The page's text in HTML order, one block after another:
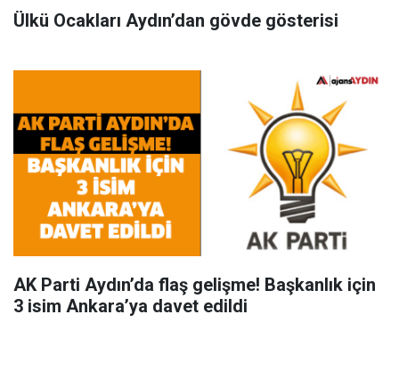
Ülkü Ocakları Aydın’dan gövde gösterisi
AK Parti Aydın’da flaş gelişme! Başkanlık için
3 isim Ankara’ya davet edildi